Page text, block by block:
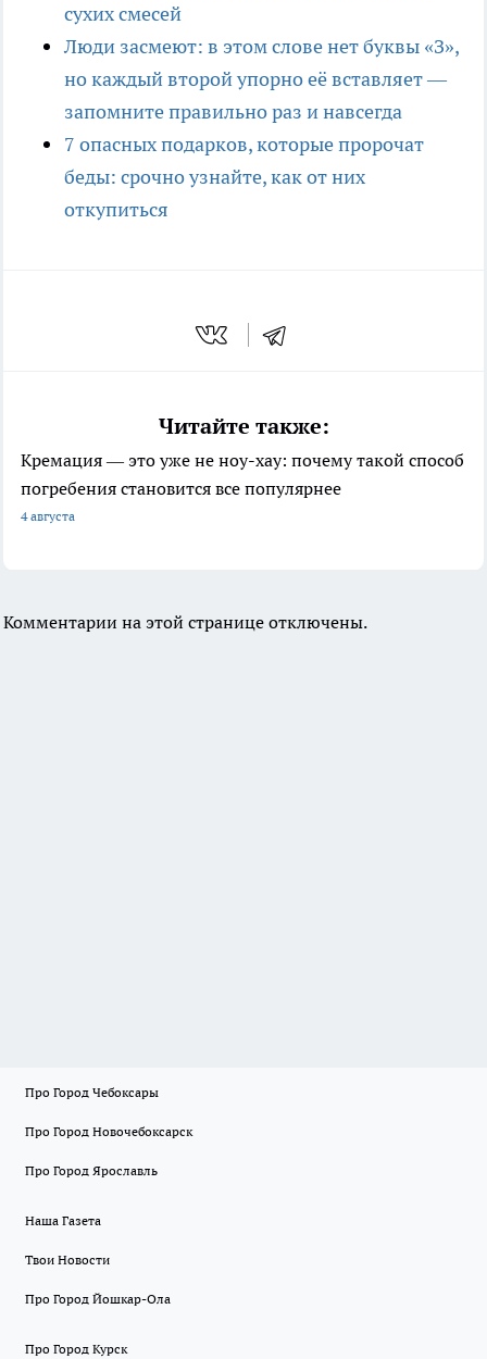
сухих смесей
Люди засмеют: в этом слове нет буквы «З»,
но каждый второй упорно её вставляет —
запомните правильно раз и навсегда
7 опасных подарков, которые пророчат
беды: срочно узнайте, как от них
откупиться
Читайте также:
Кремация — это уже не ноу-хау: почему такой способ
погребения становится все популярнее
4 августа
Комментарии на этой странице отключены.
Про Город Чебоксары
Про Город Новочебоксарск
Про Город Ярославль
Наша Газета
Твои Новости
Про Город Йошкар-Ола
Про Город Курск